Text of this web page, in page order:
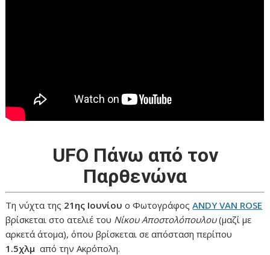
UFO Πάνω από τον
Παρθενώνα
Τη νύχτα της 21ης Ιουνίου ο ΦωτογράφοςANDY VAN ROSE
βρίσκεται στο ατελιέ του Νίκου Αποστολόπουλου(μαζί με
αρκετά άτομα), όπου βρίσκεται σε απόσταση περίπου
1.5χλμ από την Ακρόπολη.